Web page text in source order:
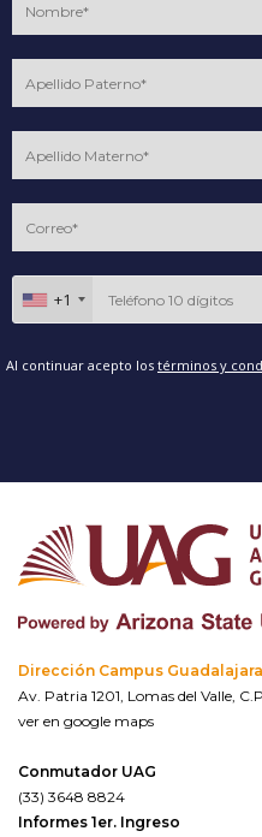
+1
Al continuar acepto los términos y
Dirección Campus Guadalajara
Av. Patria 1201, Lomas del Valle,
ver en google maps
Conmutador UAG
(33) 3648 8824
Informes 1er. Ingreso